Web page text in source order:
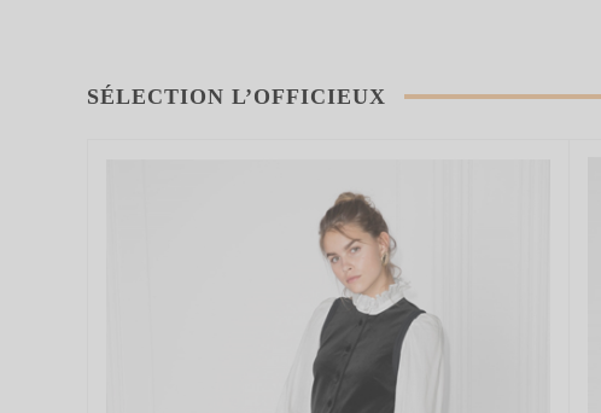
SÉLECTION L’OFFICIEUX